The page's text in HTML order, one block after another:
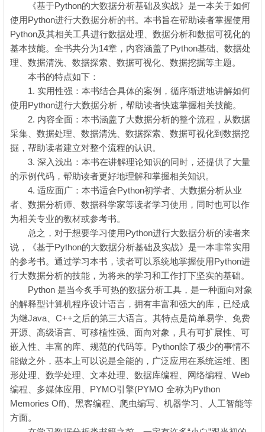
《基于Python的大数据分析基础及实战》是一本关于如何
使用Python进行大数据分析的书。本书旨在帮助读者掌握使用
Python及其相关工具进行数据处理、数据分析和数据可视化的
基本技能。全书共分为14章，内容涵盖了Python基础、数据处
理、数据清洗、数据探索、数据可视化、数据挖掘等主题。
本书的特点如下：
1. 实用性强：本书结合具体的案例，循序渐进地讲解如何
使用Python进行大数据分析，帮助读者快速掌握相关技能。
2. 内容全面：本书涵盖了大数据分析的整个流程，从数据
采集、数据处理、数据清洗、数据探索、数据可视化到数据挖
掘，帮助读者建立对整个流程的认识。
3. 深入浅出：本书在讲解理论知识的同时，还提供了大量
的示例代码，帮助读者更好地理解和掌握相关知识。
4. 适应面广：本书适合Python初学者、大数据分析从业
者、数据分析师、数据科学家等读者学习使用，同时也可以作
为相关专业的教材或参考书。
总之，对于想要学习使用Python进行大数据分析的读者来
说，《基于Python的大数据分析基础及实战》是一本非常实用
的参考书。通过学习本书，读者可以系统地掌握使用Python进
行大数据分析的技能，为将来的学习和工作打下坚实的基础。
Python 是当今炙手可热的数据分析工具，是一种面向对象
的解释型计算机程序设计语言，拥有丰富和强大的库，已经成
为继Java、C++之后的第三大语言。其特点是简单易学、免费
开源、高级语言、可移植性强、面向对象，具有可扩展性、可
嵌入性、丰富的库、规范的代码等。Python除了极少的事情不
能做之外，基本上可以说是全能的，广泛应用在系统运维、图
形处理、数学处理、文本处理、数据库编程、网络编程、Web
编程、多媒体应用、PYMO引擎(PYMO 全称为Python
Memories Off)、黑客编程、爬虫编写、机器学习、人工智能等
方面。